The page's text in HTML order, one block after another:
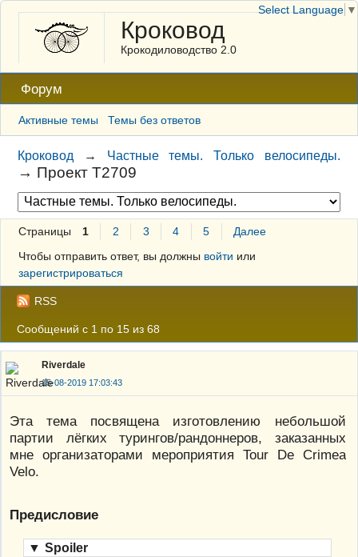
Кроковод
Крокодиловодство 2.0
Форум
Активные темы Темы без ответов
Кроковод → Частные темы. Только велосипеды.
→ Проект Т2709
Страницы 1 2 3 4 5
Далее
Чтобы отправить ответ, вы должны войти или
зарегистрироваться
RSS
Сообщений с 1 по 15 из 68
Riverdale
15-08-2019 17:03:43
Эта тема посвящена изготовлению небольшой
партии лёгких турингов/рандоннеров, заказанных
мне организаторами мероприятия Tour De Crimea
Velo.
Предисловие
▼ Spoiler
Select Language ▼